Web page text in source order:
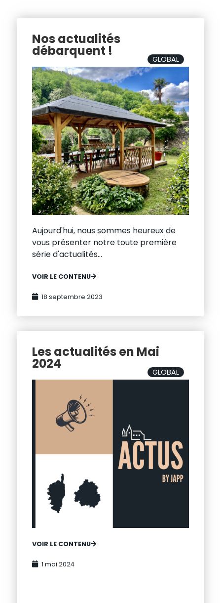
GLOBAL
Nos actualités
débarquent !
Aujourd'hui, nous sommes heureux de
vous présenter notre toute première
série d'actualités...
VOIR LE CONTENU
18 septembre 2023
GLOBAL
Les actualités en Mai
2024
VOIR LE CONTENU
1 mai 2024